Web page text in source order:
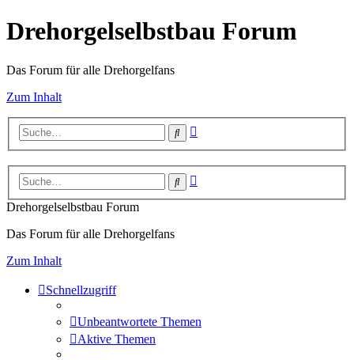
Drehorgelselbstbau Forum
Das Forum für alle Drehorgelfans
Zum Inhalt
Suche
Suche
Drehorgelselbstbau Forum
Das Forum für alle Drehorgelfans
Zum Inhalt
Schnellzugriff
Unbeantwortete Themen
Aktive Themen